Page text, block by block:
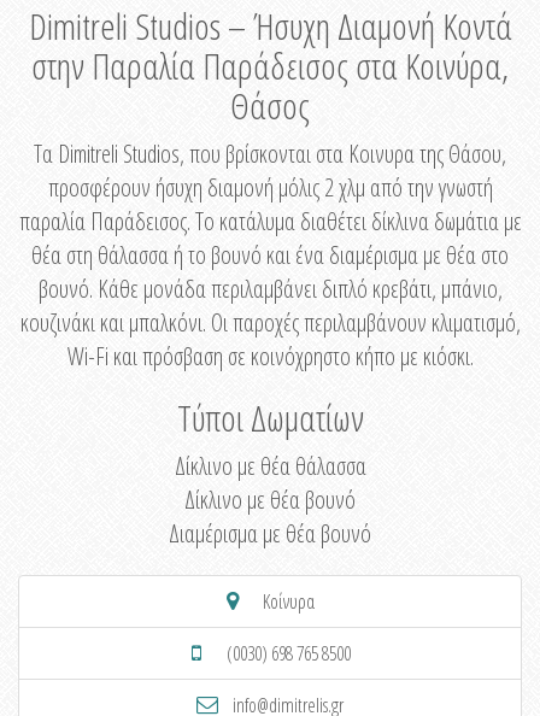
Dimitreli Studios – Ήσυχη Διαμονή Κοντά
στην Παραλία Παράδεισος στα Κοινύρα,
Θάσος
Τα Dimitreli Studios, που βρίσκονται στα Κοινυρα της Θάσου,
προσφέρουν ήσυχη διαμονή μόλις 2 χλμ από την γνωστή
παραλία Παράδεισος. Το κατάλυμα διαθέτει δίκλινα δωμάτια με
θέα στη θάλασσα ή το βουνό και ένα διαμέρισμα με θέα στο
βουνό. Κάθε μονάδα περιλαμβάνει διπλό κρεβάτι, μπάνιο,
κουζινάκι και μπαλκόνι. Οι παροχές περιλαμβάνουν κλιματισμό,
Wi-Fi και πρόσβαση σε κοινόχρηστο κήπο με κιόσκι.
Τύποι Δωματίων
Δίκλινο με θέα θάλασσα
Δίκλινο με θέα βουνό
Διαμέρισμα με θέα βουνό
Κοίνυρα
(0030) 698 765 8500
info@dimitrelis.gr